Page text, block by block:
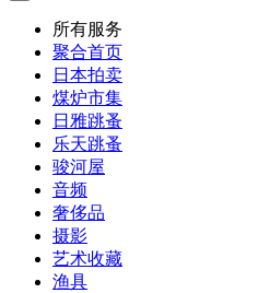
所有服务
聚合首页
日本拍卖
煤炉市集
日雅跳蚤
乐天跳蚤
骏河屋
音频
奢侈品
摄影
艺术收藏
渔具